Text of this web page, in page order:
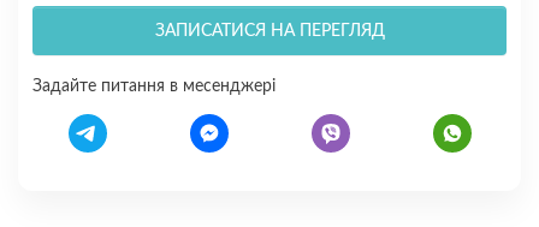
ЗАПИСАТИСЯ НА ПЕРЕГЛЯД
Задайте питання в месенджері